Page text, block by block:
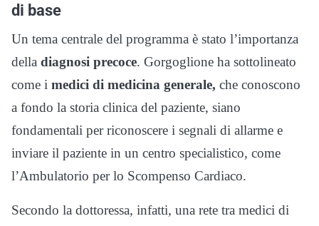
di base
Un tema centrale del programma è stato l’importanza
della diagnosi precoce. Gorgoglione ha sottolineato
come i medici di medicina generale, che conoscono
a fondo la storia clinica del paziente, siano
fondamentali per riconoscere i segnali di allarme e
inviare il paziente in un centro specialistico, come
l’Ambulatorio per lo Scompenso Cardiaco.
Secondo la dottoressa, infatti, una rete tra medici di